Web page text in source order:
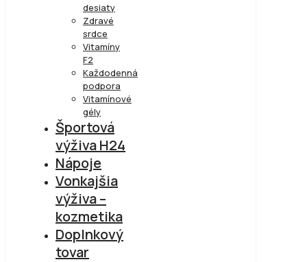
desiaty
Zdravé
srdce
Vitamíny
F2
Každodenná
podpora
Vitamínové
gély
Športová
výživa H24
Nápoje
Vonkajšia
výživa –
kozmetika
Doplnkový
tovar